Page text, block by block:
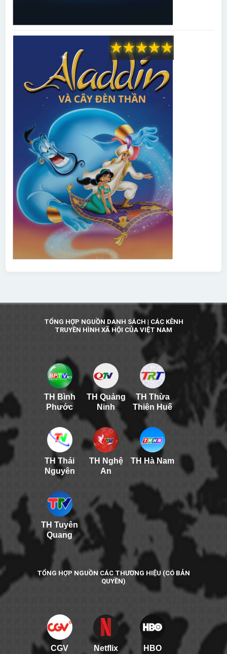
★
★
★
★
★
TỔNG HỢP NGUỒN DANH SÁCH | CÁC KÊNH
TRUYỀN HÌNH XÃ HỘI CỦA VIỆT NAM
TH Bình
Phước
TH Quảng
Ninh
TH Thừa
Thiên Huế
TH Thái
Nguyên
TH Nghệ
An
TH Hà Nam
TH Tuyên
Quang
TỔNG HỢP NGUỒN CÁC THƯƠNG HIỆU (CÓ BẢN
QUYỀN)
CGV
Netflix HBO